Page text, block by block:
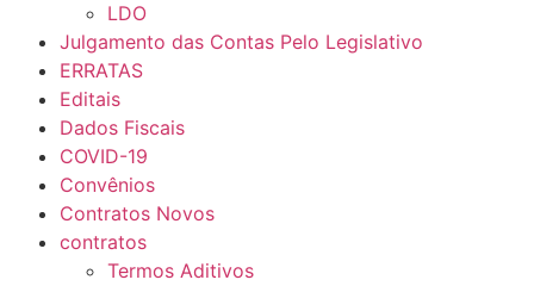
LDO
Julgamento das Contas Pelo Legislativo
ERRATAS
Editais
Dados Fiscais
COVID-19
Convênios
Contratos Novos
contratos
Termos Aditivos